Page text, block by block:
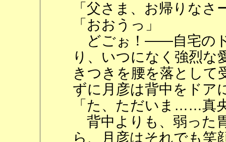
「父さま、お帰りなさ
「おおうっ」
どごぉ！――自宅のド
り、いつになく強烈な
きつきを腰を落として
ずに月彦は背中をドア
「た、ただいま……
背中よりも、弱った
ら、月彦はそれでも笑